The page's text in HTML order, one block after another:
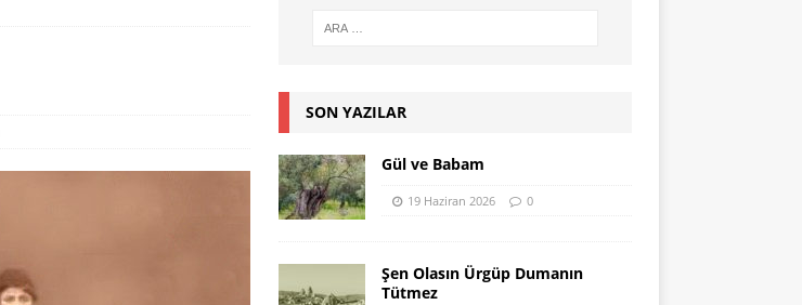
SON YAZILAR
Gül ve Babam
19 Haziran 2026 0
Şen Olasın Ürgüp Dumanın
Tütmez